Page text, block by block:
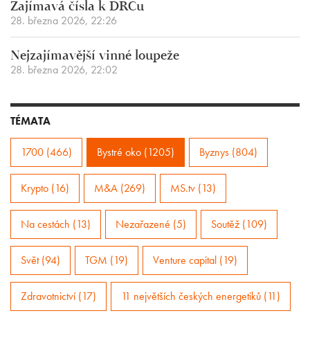
Zajímavá čísla k DRCu
28. března 2026, 22:26
Nejzajímavější vinné loupeže
28. března 2026, 22:02
TÉMATA
1700 (466) Bystré oko (1205) Byznys (804)
Krypto (16) M&A (269) MS.tv (13)
Na cestách (13) Nezařazené (5) Soutěž (109)
Svět (94) TGM (19) Venture capital (19)
Zdravotnictví (17) 11 největších českých energetiků (11)